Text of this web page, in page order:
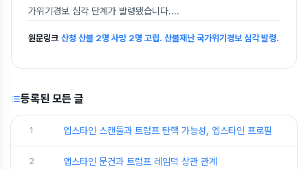
가위기경보 심각 단계가 발령됐습니다....
원문링크 산청 산불 2명 사망 2명 고립. 산불재난 국가위기경보 심각 발령.
등록된 모든 글
1 엡스타인 스캔들과 트럼프 탄핵 가능성, 엡스타인 프로필
2 앱스타인 문건과 트럼프 레임덕 상관 관계